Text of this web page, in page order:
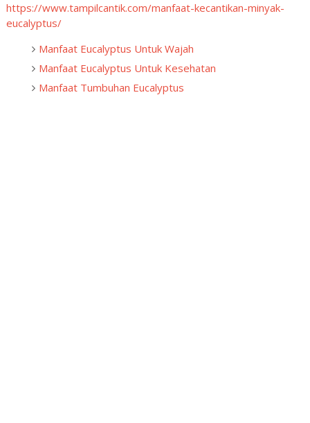
https://www.tampilcantik.com/manfaat-kecantikan-minyak-
eucalyptus/
Manfaat Eucalyptus Untuk Wajah
Manfaat Eucalyptus Untuk Kesehatan
Manfaat Tumbuhan Eucalyptus